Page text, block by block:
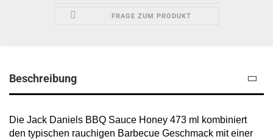
FRAGE ZUM PRODUKT
Beschreibung
Die Jack Daniels BBQ Sauce Honey 473 ml kombiniert
den typischen rauchigen Barbecue Geschmack mit einer